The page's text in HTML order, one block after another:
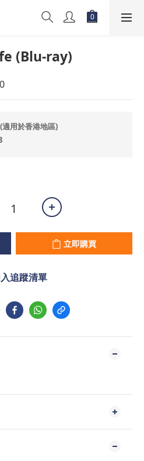
(Blu-ray)
用於香港地區)
立即購買
追蹤清單